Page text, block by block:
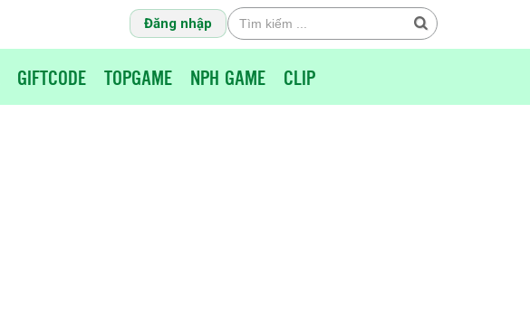
Đăng nhập
GIFTCODE TOPGAME NPH GAME CLIP